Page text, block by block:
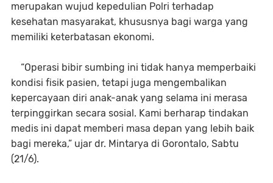
merupakan wujud kepedulian Polri terhadap
kesehatan masyarakat, khususnya bagi warga yang
memiliki keterbatasan ekonomi.
“Operasi bibir sumbing ini tidak hanya memperbaiki
kondisi fisik pasien, tetapi juga mengembalikan
kepercayaan diri anak-anak yang selama ini merasa
terpinggirkan secara sosial. Kami berharap tindakan
medis ini dapat memberi masa depan yang lebih baik
bagi mereka,” ujar dr. Mintarya di Gorontalo, Sabtu
(21/6).